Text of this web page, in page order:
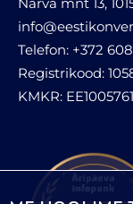
Telefon: +372
Registrikood:
KMKR: